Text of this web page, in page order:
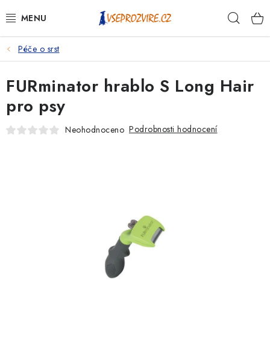
na
PSI
KOČKY
KONĚ
KRÁLÍCI/HLODAVCI/PTÁCI
Péče o srst
FURminator hrablo S Long Hair
pro psy
Neohodnoceno Podrobnosti hodnocení